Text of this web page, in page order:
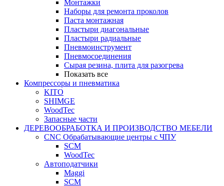
Монтажки
Наборы для ремонта проколов
Паста монтажная
Пластыри диагональные
Пластыри радиальные
Пневмоинструмент
Пневмосоединения
Сырая резина, плита для разогрева
Показать все
Компрессоры и пневматика
KITO
SHIMGE
WoodTec
Запасные части
ДЕРЕВООБРАБОТКА И ПРОИЗВОДСТВО МЕБЕЛИ
CNC Обрабатывающие центры с ЧПУ
SCM
WoodTec
Автоподатчики
Maggi
SCM